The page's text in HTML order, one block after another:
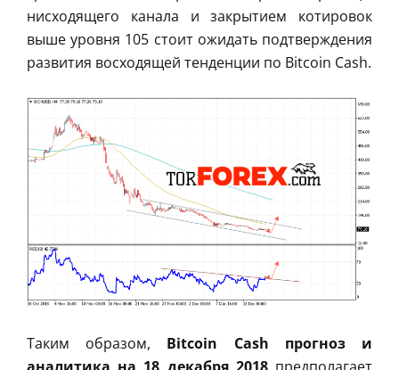
нисходящего канала и закрытием котировок
выше уровня 105 стоит ожидать подтверждения
развития восходящей тенденции по Bitcoin Cash.
Таким образом, Bitcoin Cash прогноз и